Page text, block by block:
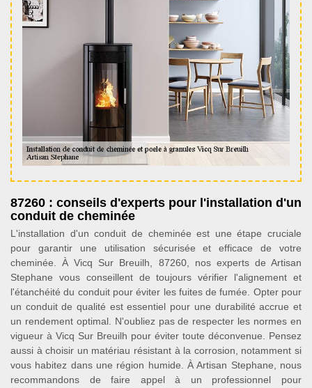
87260 : conseils d'experts pour l'installation d'un
conduit de cheminée
L'installation d'un conduit de cheminée est une étape cruciale
pour garantir une utilisation sécurisée et efficace de votre
cheminée. À Vicq Sur Breuilh, 87260, nos experts de Artisan
Stephane vous conseillent de toujours vérifier l'alignement et
l'étanchéité du conduit pour éviter les fuites de fumée. Opter pour
un conduit de qualité est essentiel pour une durabilité accrue et
un rendement optimal. N'oubliez pas de respecter les normes en
vigueur à Vicq Sur Breuilh pour éviter toute déconvenue. Pensez
aussi à choisir un matériau résistant à la corrosion, notamment si
vous habitez dans une région humide. À Artisan Stephane, nous
recommandons de faire appel à un professionnel pour